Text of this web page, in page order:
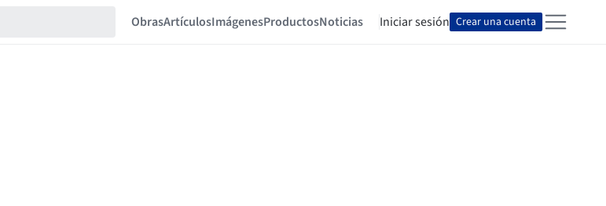
ObrasArtículosImágenesProductosNoticias Iniciar sesión Crear una cuenta